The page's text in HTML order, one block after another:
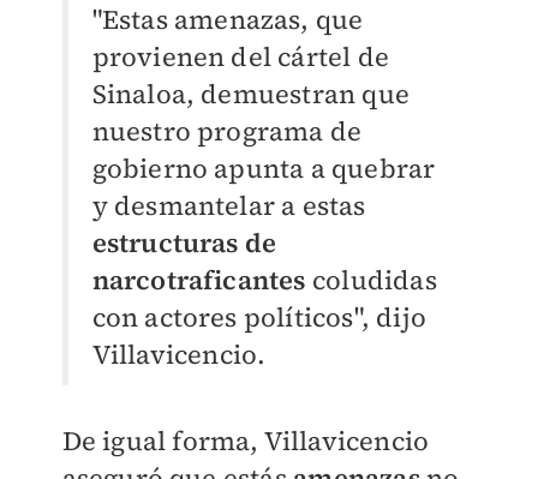
"Estas amenazas, que
provienen del cártel de
Sinaloa, demuestran que
nuestro programa de
gobierno apunta a quebrar
y desmantelar a estas
estructuras de
narcotraficantes coludidas
con actores políticos", dijo
Villavicencio.
De igual forma, Villavicencio